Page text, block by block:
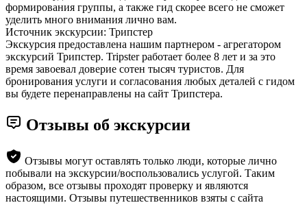
формирования группы, а также гид скорее всего не сможет
уделить много внимания лично вам.
Источник экскурсии: Трипстер
Экскурсия предоставлена нашим партнером - агрегатором
экскурсий Трипстер. Tripster работает более 8 лет и за это
время завоевал доверие сотен тысяч туристов. Для
бронирования услуги и согласования любых деталей с гидом
вы будете перенаправлены на сайт Трипстера.
Отзывы об экскурсии
Отзывы могут оставлять только люди, которые лично
побывали на экскурсии/воспользовались услугой. Таким
образом, все отзывы проходят проверку и являются
настоящими. Отзывы путешественников взяты с сайта